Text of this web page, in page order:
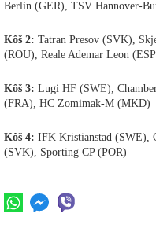
Berlin (GER), TSV Hannover-
Kôš 2: Tatran Presov (SVK),
(ROU), Reale Ademar Leon
Kôš 3: Lugi HF (SWE),
(FRA), HC Zomimak-M (MKD)
Kôš 4: IFK Kristianstad (SWE),
(SVK), Sporting CP (POR)